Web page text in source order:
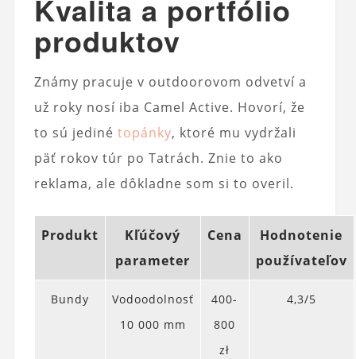
Kvalita a portfólio
produktov
Známy pracuje v outdoorovom odvetví a
už roky nosí iba Camel Active. Hovorí, že
to sú jediné topánky, ktoré mu vydržali
päť rokov túr po Tatrách. Znie to ako
reklama, ale dôkladne som si to overil.
Produkt
Kľúčový
parameter
Cena
Hodnotenie
používateľov
Bundy
Vodoodolnosť
10 000 mm
400-
800
zł
4,3/5